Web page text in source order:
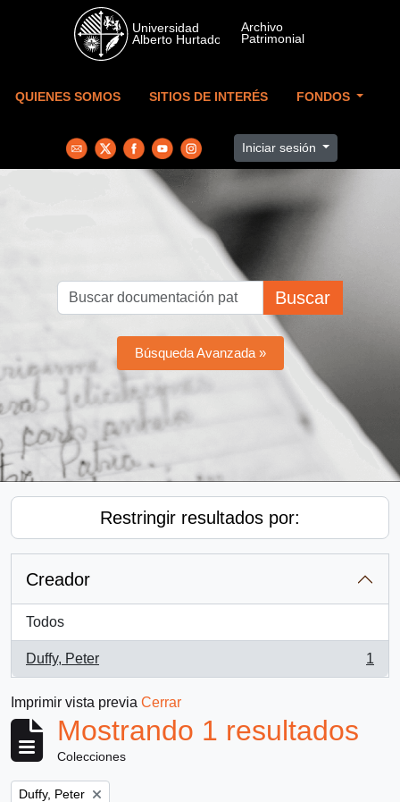
Skip to main content
QUIENES SOMOS SITIOS DE INTERÉS FONDOS
Iniciar sesión
Buscar
Búsqueda Avanzada »
Restringir resultados por:
Creador
Todos
Duffy, Peter
, 1 resultados
1
Imprimir vista previa Cerrar
Mostrando 1 resultados
Colecciones
Remove filter:
Duffy, Peter